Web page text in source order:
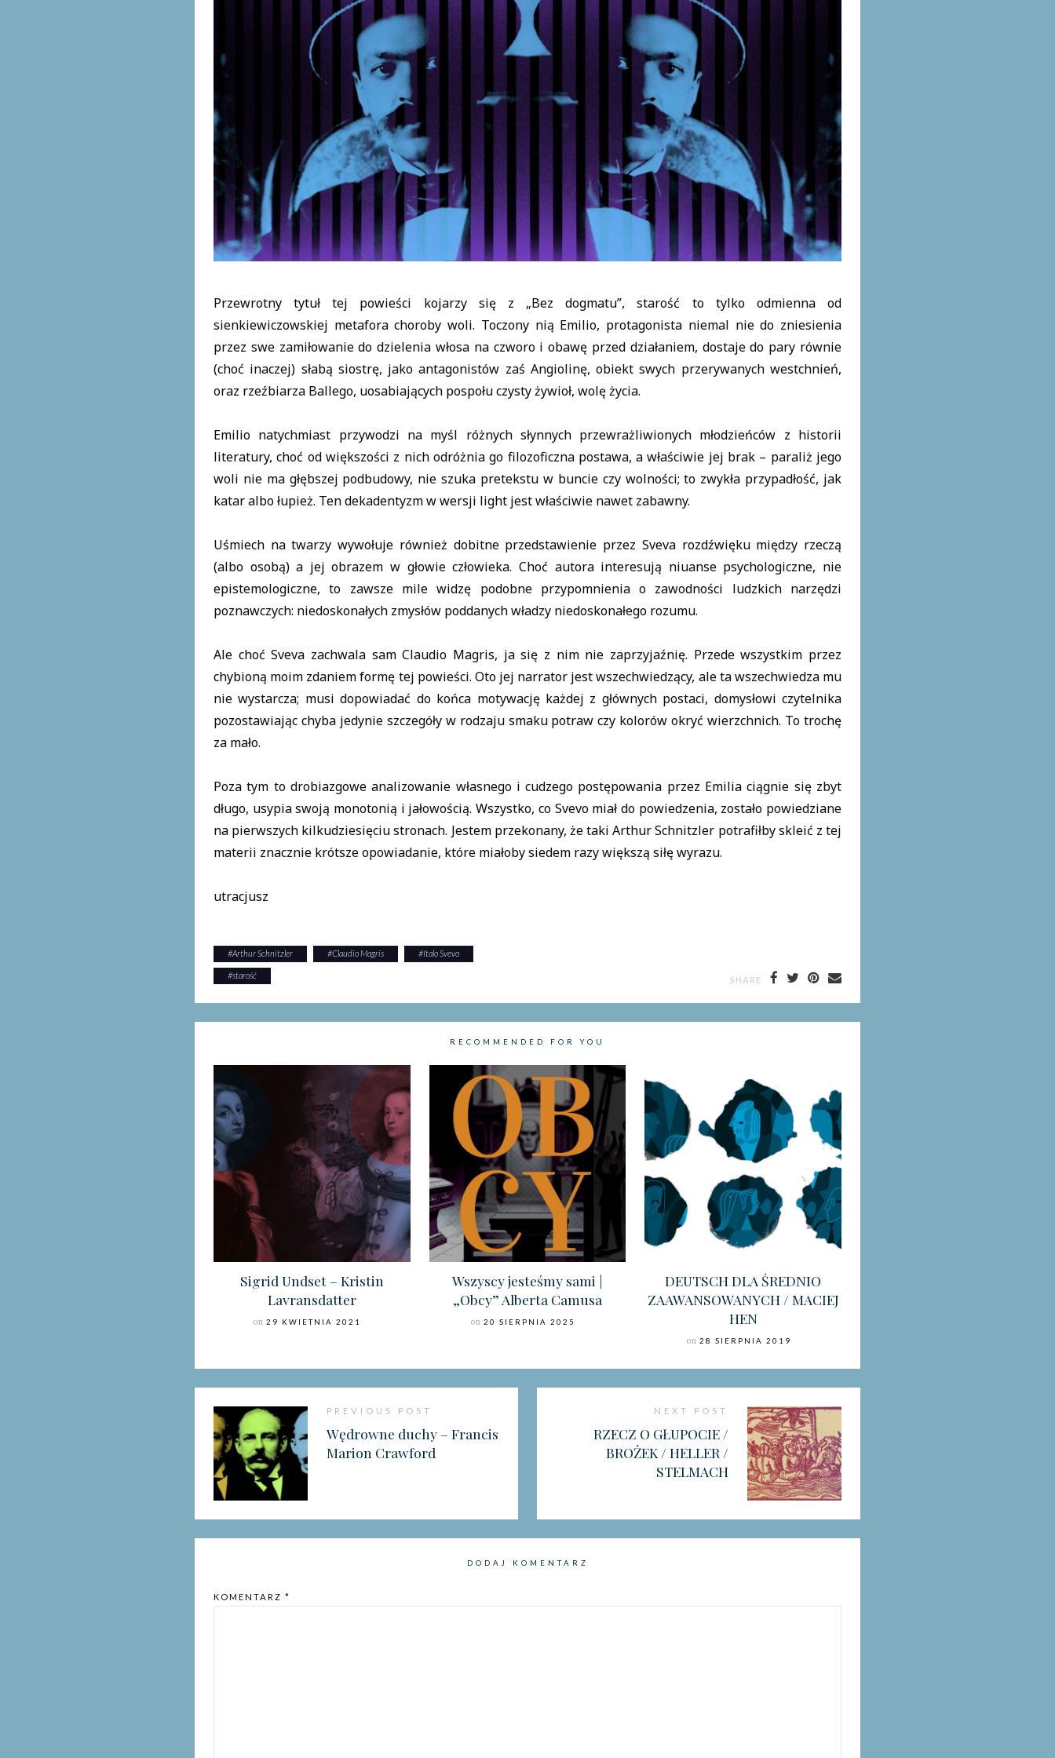
Przewrotny tytuł tej powieści kojarzy się z „Bez dogmatu”, starość to tylko odmienna od
sienkiewiczowskiej metafora choroby woli. Toczony nią Emilio, protagonista niemal nie do zniesienia
przez swe zamiłowanie do dzielenia włosa na czworo i obawę przed działaniem, dostaje do pary równie
(choć inaczej) słabą siostrę, jako antagonistów zaś Angiolinę, obiekt swych przerywanych westchnień,
oraz rzeźbiarza Ballego, uosabiających pospołu czysty żywioł, wolę życia.
Emilio natychmiast przywodzi na myśl różnych słynnych przewrażliwionych młodzieńców z historii
literatury, choć od większości z nich odróżnia go filozoficzna postawa, a właściwie jej brak – paraliż jego
woli nie ma głębszej podbudowy, nie szuka pretekstu w buncie czy wolności; to zwykła przypadłość, jak
katar albo łupież. Ten dekadentyzm w wersji light jest właściwie nawet zabawny.
Uśmiech na twarzy wywołuje również dobitne przedstawienie przez Sveva rozdźwięku między rzeczą
(albo osobą) a jej obrazem w głowie człowieka. Choć autora interesują niuanse psychologiczne, nie
epistemologiczne, to zawsze mile widzę podobne przypomnienia o zawodności ludzkich narzędzi
poznawczych: niedoskonałych zmysłów poddanych władzy niedoskonałego rozumu.
Ale choć Sveva zachwala sam Claudio Magris, ja się z nim nie zaprzyjaźnię. Przede wszystkim przez
chybioną moim zdaniem formę tej powieści. Oto jej narrator jest wszechwiedzący, ale ta wszechwiedza mu
nie wystarcza; musi dopowiadać do końca motywację każdej z głównych postaci, domysłowi czytelnika
pozostawiając chyba jedynie szczegóły w rodzaju smaku potraw czy kolorów okryć wierzchnich. To trochę
za mało.
Poza tym to drobiazgowe analizowanie własnego i cudzego postępowania przez Emilia ciągnie się zbyt
długo, usypia swoją monotonią i jałowością. Wszystko, co Svevo miał do powiedzenia, zostało powiedziane
na pierwszych kilkudziesięciu stronach. Jestem przekonany, że taki Arthur Schnitzler potrafiłby skleić z tej
materii znacznie krótsze opowiadanie, które miałoby siedem razy większą siłę wyrazu.
utracjusz
#Arthur Schnitzler #Claudio Magris #Italo Svevo
#starość SHARE
RECOMMENDED FOR YOU
Sigrid Undset – Kristin
Lavransdatter
on29 KWIETNIA 2021
Wszyscy jesteśmy sami |
„Obcy” Alberta Camusa
on 20 SIERPNIA 2025
DEUTSCH DLA ŚREDNIO
ZAAWANSOWANYCH / MACIEJ
HEN
on 28 SIERPNIA 2019
PREVIOUS POST
Wędrowne duchy – Francis
Marion Crawford
NEXT POST
RZECZ O GŁUPOCIE /
BROŻEK / HELLER /
STELMACH
DODAJ KOMENTARZ
KOMENTARZ *